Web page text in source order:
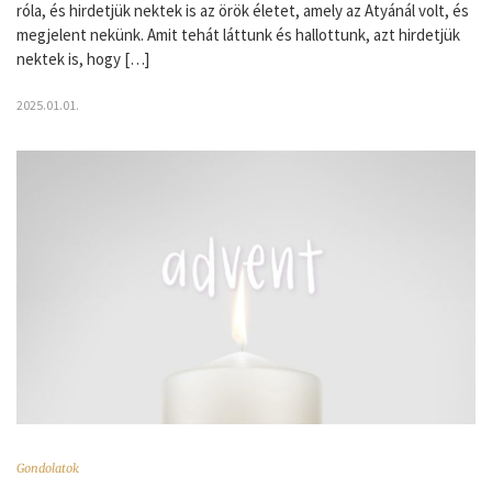
róla, és hirdetjük nektek is az örök életet, amely az Atyánál volt, és
megjelent nekünk. Amit tehát láttunk és hallottunk, azt hirdetjük
nektek is, hogy […]
2025.01.01.
Gondolatok